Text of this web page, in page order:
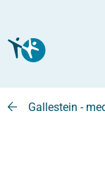
Gallestein -